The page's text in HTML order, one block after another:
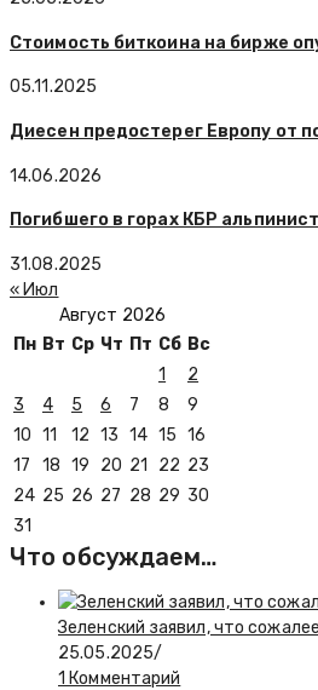
Стоимость биткоина на бирже
05.11.2025
Диесен предостерег Европу от
14.06.2026
Погибшего в горах КБР
31.08.2025
« Июл
Август 2026
Пн Вт Ср Чт Пт Сб Вс
1
2
3
4 5 6 7 8
9
10 11 12 13 14 15 16
17
18 19 20 21 22 23
24 25 26 27 28 29 30
31
Что обсуждаем…
Зеленский заявил, что
25.05.2025/
1 Комментарий